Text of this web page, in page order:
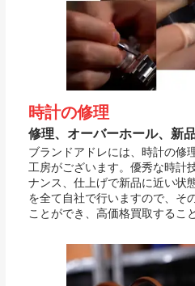
時計の修理
修理、オーバーホール、新
ブランドアドレには、時計の修
工房がございます。優秀な時計
ナンス、仕上げで新品に近い状
を全て自社で行いますので、そ
ことができ、高価格買取するこ